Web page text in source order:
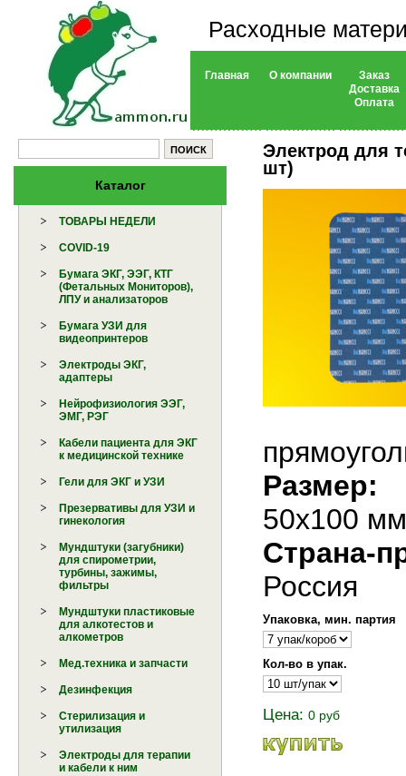
Расходные
Главная О компании
Заказ
Доставка
Оплата
Каталог
ТОВАРЫ НЕДЕЛИ
COVID-19
Бумага ЭКГ, ЭЭГ, КТГ
(Фетальных Мониторов),
ЛПУ и анализаторов
Бумага УЗИ для
видеопринтеров
Электроды ЭКГ,
адаптеры
Нейрофизиология ЭЭГ,
ЭМГ, РЭГ
Кабели пациента для ЭКГ
к медицинской технике
Гели для ЭКГ и УЗИ
Презервативы для УЗИ и
гинекология
Мундштуки (загубники)
для спирометрии,
турбины, зажимы,
фильтры
Мундштуки пластиковые
для алкотестов и
алкометров
Мед.техника и запчасти
Дезинфекция
Стерилизация и
утилизация
Электроды для терапии
и кабели к ним
Электрод для
шт)
Размер:
50х100 мм
Страна-
Россия
Упаковка, мин. партия
Кол-во в упак.
Цена: 0 руб